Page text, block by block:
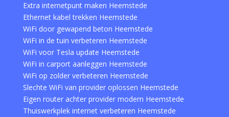
Extra internetpunt maken Heemstede
Ethernet kabel trekken Heemstede
WiFi door gewapend beton Heemstede
WiFi in de tuin verbeteren Heemstede
WiFi voor Tesla update Heemstede
WiFi in carport aanleggen Heemstede
WiFi op zolder verbeteren Heemstede
Slechte WiFi van provider oplossen Heemstede
Eigen router achter provider modem Heemstede
Thuiswerkplek internet verbeteren Heemstede